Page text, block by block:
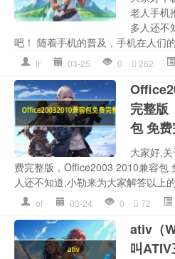
老人手机
多人还不
吧！ 随着手机的普及，手机在人们
lr 03-25 0 262
完整版
包 免费
大家好,
费完整版，Office2003 2010兼容包
人还不知道,小勒来为大家解答以上
of 03-24 0 72
ativ（
叫ATIV